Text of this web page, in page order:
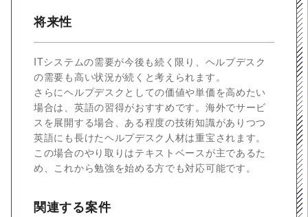
将来性
ITシステムの需要が今後も続く限り、ヘルプデスク
の需要も高い状況が続くと考えられます。
さらにヘルプデスクとしての価値や単価を高めたい
場合は、英語の習得がおすすめです。海外でサービ
スを展開する場合、ある程度の技術知識がありつつ
英語にも長けたヘルプデスク人材は重宝されます。
この場合のやり取りはテキストベースが主であるた
め、これから勉強を始める方でも対応可能です。
関連する案件